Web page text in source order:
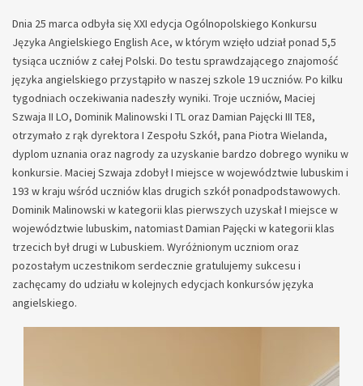
Dnia 25 marca odbyła się XXI edycja Ogólnopolskiego Konkursu
Języka Angielskiego English Ace, w którym wzięło udział ponad 5,5
tysiąca uczniów z całej Polski. Do testu sprawdzającego znajomość
języka angielskiego przystąpiło w naszej szkole 19 uczniów. Po kilku
tygodniach oczekiwania nadeszły wyniki. Troje uczniów, Maciej
Szwaja II LO, Dominik Malinowski I TL oraz Damian Pajęcki III TE8,
otrzymało z rąk dyrektora I Zespołu Szkół, pana Piotra Wielanda,
dyplom uznania oraz nagrody za uzyskanie bardzo dobrego wyniku w
konkursie. Maciej Szwaja zdobył I miejsce w województwie lubuskim i
193 w kraju wśród uczniów klas drugich szkół ponadpodstawowych.
Dominik Malinowski w kategorii klas pierwszych uzyskał I miejsce w
województwie lubuskim, natomiast Damian Pajęcki w kategorii klas
trzecich był drugi w Lubuskiem. Wyróżnionym uczniom oraz
pozostałym uczestnikom serdecznie gratulujemy sukcesu i
zachęcamy do udziału w kolejnych edycjach konkursów języka
angielskiego.